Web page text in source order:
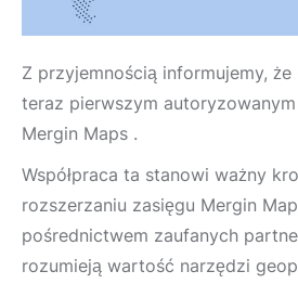
Z przyjemnością informujemy,
teraz pierwszym autoryzowanym
Mergin Maps .
Współpraca ta stanowi ważny
rozszerzaniu zasięgu Mergin
pośrednictwem zaufanych
rozumieją wartość narzędzi